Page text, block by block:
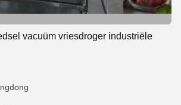
vacuüm vriesdroger industriële